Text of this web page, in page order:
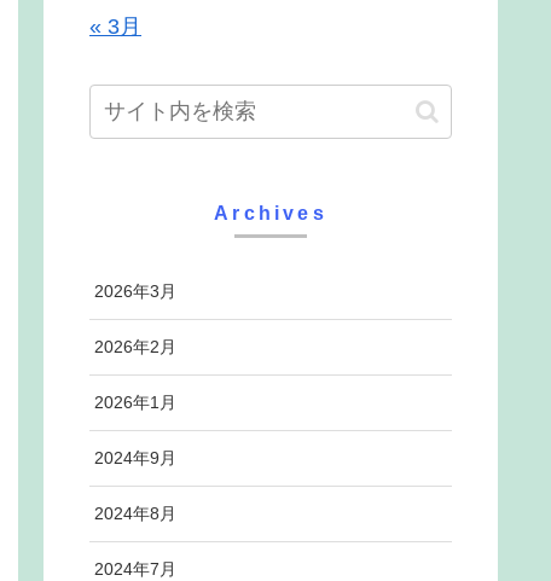
« 3月
Archives
2026年3月
2026年2月
2026年1月
2024年9月
2024年8月
2024年7月